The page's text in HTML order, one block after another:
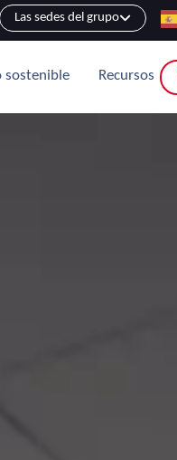
Las sedes del grupo
sostenible Recursos